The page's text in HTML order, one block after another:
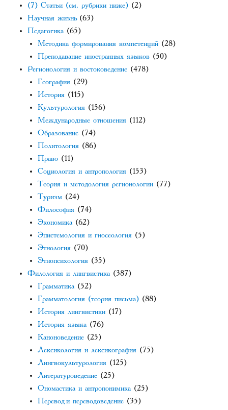
(7) Статьи (см. рубрики ниже) (2)
Научная жизнь(63)
Педагогика (65)
Методика формирования компетенций (28)
Преподавание иностранных языков (50)
Регионология и востоковедение (478)
География (29)
История (115)
Культурология (156)
Международные отношения (112)
Образование (74)
Политология (86)
Право (11)
Социология и антропология (153)
Теория и методология регионологии (77)
Туризм (24)
Философия (74)
Экономика (62)
Эпистемология и гносеология (5)
Этнология (70)
Этнопсихология (35)
Филология и лингвистика (387)
Грамматика (52)
Грамматология (теория письма) (88)
История лингвистики (17)
История языка (76)
Каноноведение (25)
Лексикология и лексикография (75)
Лингвокультурология (125)
Литературоведение (25)
Ономастика и антропонимика (25)
Перевод и переводоведение (35)